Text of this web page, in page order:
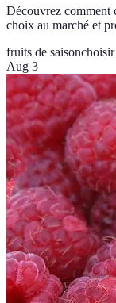
Découvrez comment
choix au marché et
fruits de saison
Aug 3